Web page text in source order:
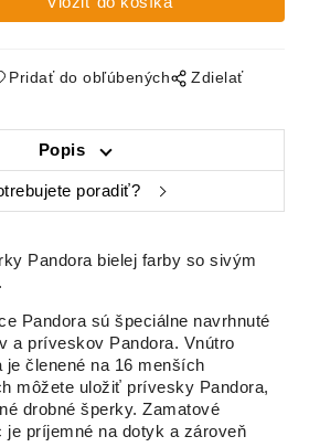
Pridať do obľúbených Zdielať
Popis
poradiť?
Pandora bielej farby so sivým
Pandora sú špeciálne navrhnuté
a príveskov Pandora. Vnútro
je členené na 16 menších
môžete uložiť prívesky Pandora,
drobné šperky. Zamatové
je príjemné na dotyk a zároveň